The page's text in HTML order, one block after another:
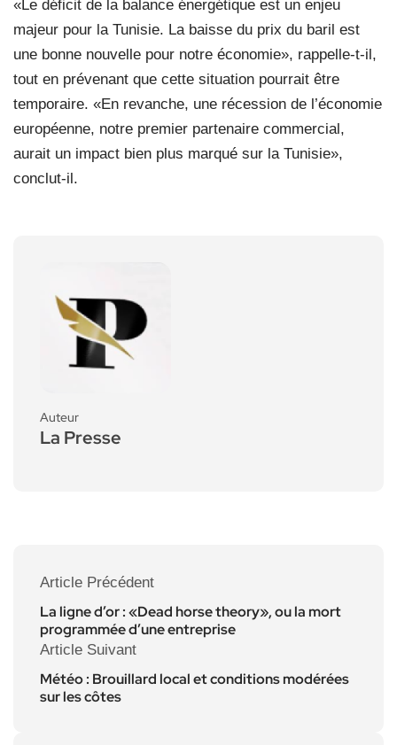
«Le déficit de la balance énergétique est un enjeu
majeur pour la Tunisie. La baisse du prix du baril est
une bonne nouvelle pour notre économie», rappelle-t-il,
tout en prévenant que cette situation pourrait être
temporaire. «En revanche, une récession de l’économie
européenne, notre premier partenaire commercial,
aurait un impact bien plus marqué sur la Tunisie»,
conclut-il.
Auteur
La Presse
Article Précédent
La ligne d’or : «Dead horse theory», ou la mort
programmée d’une entreprise
Article Suivant
Météo : Brouillard local et conditions modérées
sur les côtes